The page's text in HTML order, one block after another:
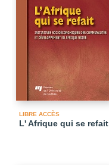
LIBRE ACCÈS
L' Afrique qui se refait